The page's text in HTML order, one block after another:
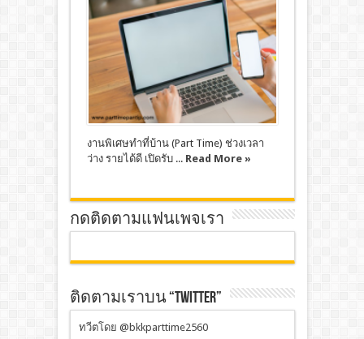
งานพิเศษทําที่บ้าน (Part Time) ช่วงเวลา
ว่าง รายได้ดี เปิดรับ ... Read More »
กดติดตามแฟนเพจเรา
ติดตามเราบน “TWITTER”
ทวีตโดย @bkkparttime2560